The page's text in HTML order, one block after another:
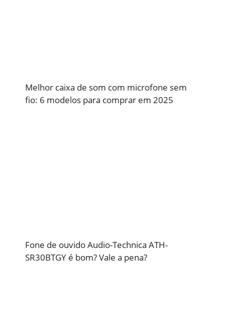
Melhor caixa de som com microfone sem
fio: 6 modelos para comprar em 2025
Fone de ouvido Audio-Technica ATH-
SR30BTGY é bom? Vale a pena?